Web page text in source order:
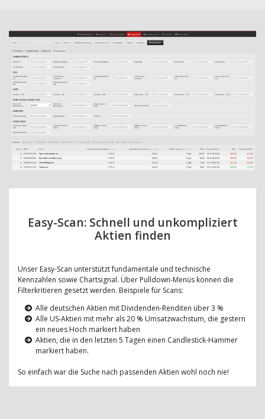
Easy-Scan: Schnell und unkompliziert
Aktien finden
Unser Easy-Scan unterstützt fundamentale und technische
Kennzahlen sowie Chartsignal. Über Pulldown-Menüs können die
Filterkritieren gesetzt werden. Beispiele für Scans:
Alle deutschen Aktien mit Dividenden-Renditen über 3 %
Alle US-Aktien mit mehr als 20 % Umsatzwachstum, die gestern
ein neues Hoch markiert haben
Aktien, die in den letzten 5 Tagen einen Candlestick-Hammer
markiert haben.
So einfach war die Suche nach passenden Aktien wohl noch nie!